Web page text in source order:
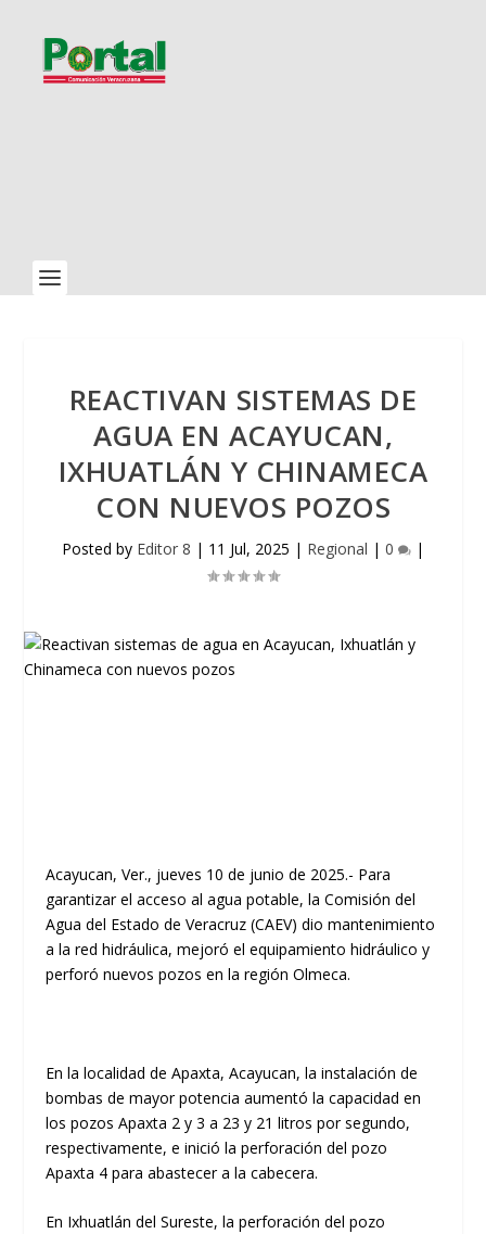
REACTIVAN SISTEMAS DE
AGUA EN ACAYUCAN,
IXHUATLÁN Y CHINAMECA
CON NUEVOS POZOS
Posted by Editor 8 | 11 Jul, 2025 | Regional | 0 |
Acayucan, Ver., jueves 10 de junio de 2025.- Para
garantizar el acceso al agua potable, la Comisión del
Agua del Estado de Veracruz (CAEV) dio mantenimiento
a la red hidráulica, mejoró el equipamiento hidráulico y
perforó nuevos pozos en la región Olmeca.
En la localidad de Apaxta, Acayucan, la instalación de
bombas de mayor potencia aumentó la capacidad en
los pozos Apaxta 2 y 3 a 23 y 21 litros por segundo,
respectivamente, e inició la perforación del pozo
Apaxta 4 para abastecer a la cabecera.
En Ixhuatlán del Sureste, la perforación del pozo